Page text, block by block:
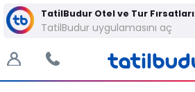
TatilBudur Otel ve Tur Fırsatları
TatilBudur uygulamasını aç